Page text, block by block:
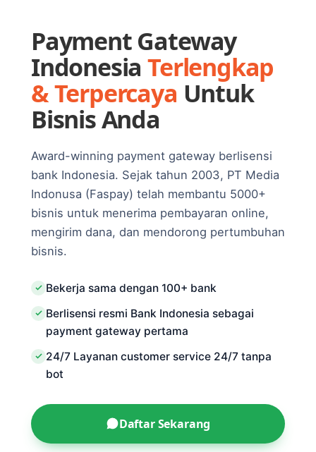
Payment Gateway
IndonesiaTerlengkap
& Terpercaya Untuk
Bisnis Anda
Award-winning payment gateway berlisensi
bank Indonesia. Sejak tahun 2003, PT Media
Indonusa (Faspay) telah membantu 5000+
bisnis untuk menerima pembayaran online,
mengirim dana, dan mendorong pertumbuhan
bisnis.
Bekerja sama dengan 100+ bank
Berlisensi resmi Bank Indonesia sebagai
payment gateway pertama
24/7 Layanan customer service 24/7 tanpa
bot
Daftar Sekarang